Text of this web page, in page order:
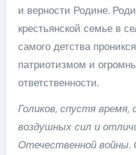
и верности Родине.
крестьянской семье в
самого детства
патриотизмом и
ответственности.
Голиков, спустя
воздушных сил и
Отечественной войны.